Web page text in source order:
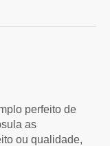
perfeito de
as
ou qualidade,